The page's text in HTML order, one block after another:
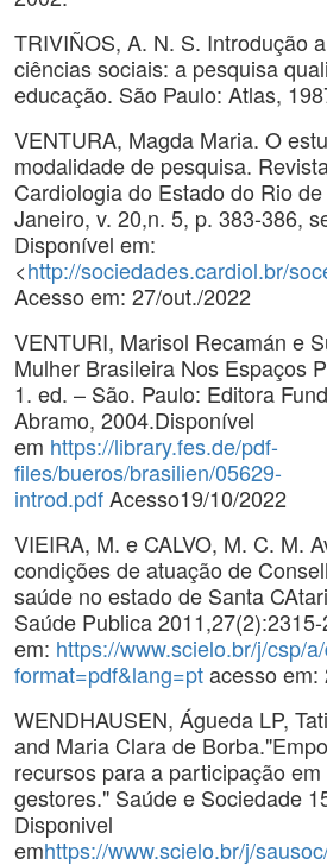
TRIVIÑOS, A. N. S. Introdução
ciências sociais: a pesquisa
educação. São Paulo: Atlas,
VENTURA, Magda Maria. O
modalidade de pesquisa.
Cardiologia do Estado do Rio
Janeiro, v. 20,n. 5, p. 383-386,
Disponível em:
<http://sociedades.cardiol.br/
Acesso em: 27/out./2022
VENTURI, Marisol Recamán e
Mulher Brasileira Nos Espaços
1. ed. – São. Paulo: Editora
Abramo, 2004.Disponível
em https://library.fes.de/pdf-
files/bueros/brasilien/05629-
introd.pdfAcesso19/10/2022
VIEIRA, M. e CALVO, M. C. M.
condições de atuação de
saúde no estado de Santa
Saúde Publica
em: https://www.scielo.br/j/csp/
format=pdf&lang=ptacesso em:
WENDHAUSEN, Águeda LP,
and Maria Clara de
recursos para a participação
gestores." Saúde e Sociedade
Disponivel
emhttps://www.scielo.br/j/